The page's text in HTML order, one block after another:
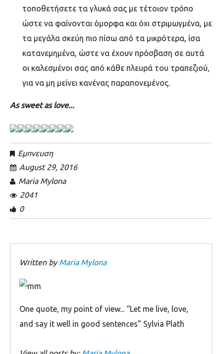
τοποθετήσετε τα γλυκά σας με τέτοιον τρόπο
ώστε να φαίνονται όμορφα και όχι στριμωγμένα, με
τα μεγάλα σκεύη πιο πίσω από τα μικρότερα, ίσα
κατανεμημένα, ώστε να έχουν πρόσβαση σε αυτά
οι καλεσμένοι σας από κάθε πλευρά του τραπεζιού,
για να μη μείνει κανένας παραπονεμένος.
As sweet as love...
Εμπνευση
August 29, 2016
Maria Mylona
2041
0
Written byMaria Mylona
Οne quote, my point of view... “Let me live, love,
and say it well in good sentences” Sylvia Plath